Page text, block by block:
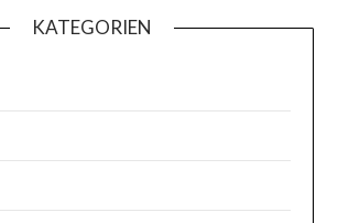
KATEGORIEN